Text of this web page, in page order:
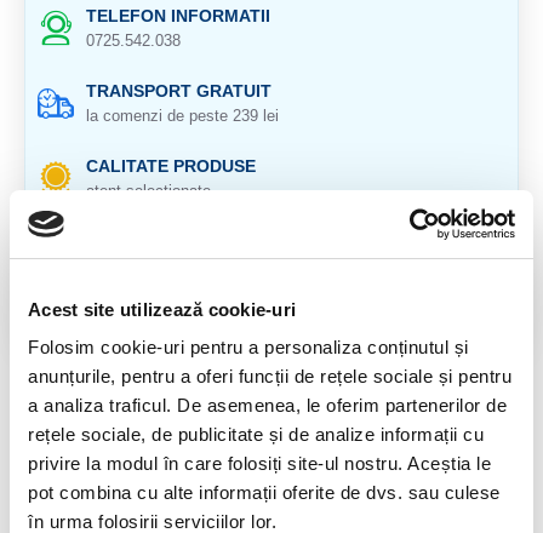
Acest site utilizează cookie-uri
Folosim cookie-uri pentru a personaliza conținutul și
anunțurile, pentru a oferi funcții de rețele sociale și pentru
a analiza traficul. De asemenea, le oferim partenerilor de
rețele sociale, de publicitate și de analize informații cu
privire la modul în care folosiți site-ul nostru. Aceștia le
pot combina cu alte informații oferite de dvs. sau culese
în urma folosirii serviciilor lor.
TELEFON INFORMATII
0725.542.038
TRANSPORT GRATUIT
la comenzi de peste 239 lei
CALITATE PRODUSE
atent selectionate
GARANTIE PRODUSE
pentru toate produsele
DESCRIERE PRODUS
Pandantiv cu argint 925
Cristal natural 100 %.